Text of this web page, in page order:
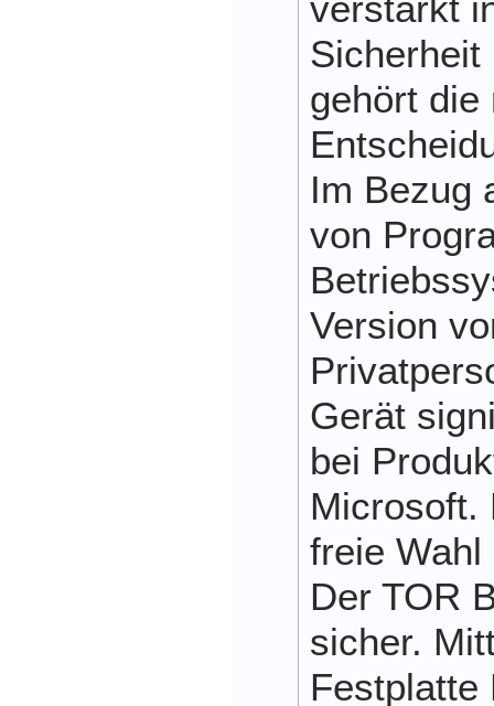
Sicherheit
gehört die
Im Bezug
von
Version
Gerät
bei
Microsoft.
freie
Der TOR
sicher.
Festplatte